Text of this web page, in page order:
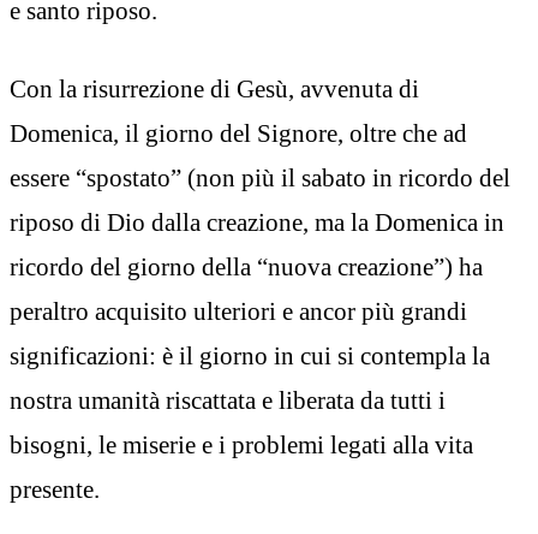
e santo riposo.
Con la risurrezione di Gesù, avvenuta di
Domenica, il giorno del Signore, oltre che ad
essere “spostato” (non più il sabato in ricordo del
riposo di Dio dalla creazione, ma la Domenica in
ricordo del giorno della “nuova creazione”) ha
peraltro acquisito ulteriori e ancor più grandi
significazioni: è il giorno in cui si contempla la
nostra umanità riscattata e liberata da tutti i
bisogni, le miserie e i problemi legati alla vita
presente.